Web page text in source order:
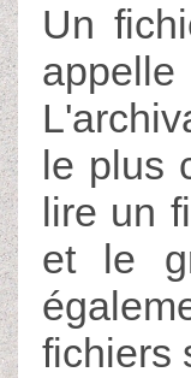
Un
le plus
lire un
et le
fichiers